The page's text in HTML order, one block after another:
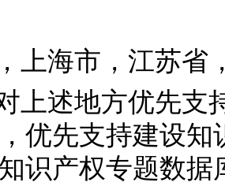
上海市，江苏省
上述地方优先支
优先支持建设
识产权专题数